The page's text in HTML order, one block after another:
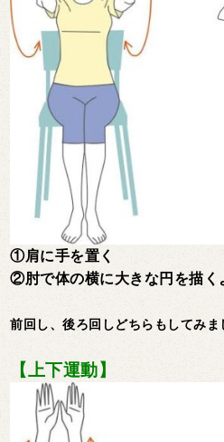
①肩に手を置く
②肘で体の横に大きな円を描く
前回し、後ろ回しどちらもしてみま
【上下運動】